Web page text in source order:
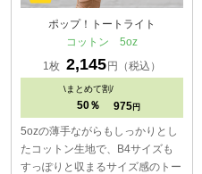
ポップ！トートライト
コットン 5oz
1枚 2,145円（税込）
\まとめて割/
50％ 975 円
5ozの薄手ながらもしっかりとし
たコットン生地で、B4サイズも
すっぽりと収まるサイズ感のトー